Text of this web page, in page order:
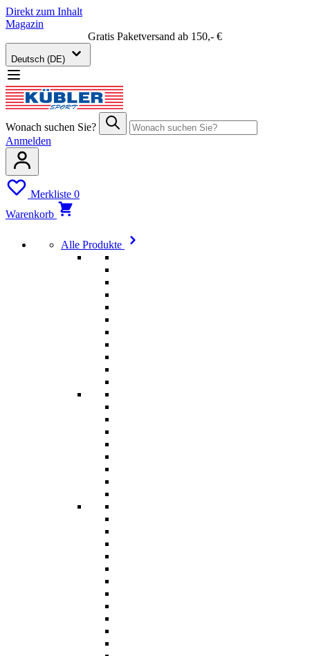
Direkt zum Inhalt
Magazin
Gratis Paketversand ab 150,- €
Deutsch (DE)
Wonach suchen Sie?
Anmelden
Merkliste 0
Warenkorb
Alle Produkte